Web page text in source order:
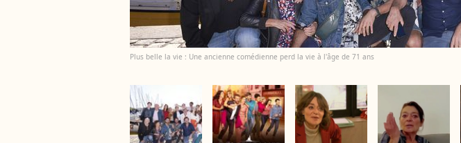
Plus belle la vie : Une ancienne comédienne perd la vie à l'âge de 71 ans